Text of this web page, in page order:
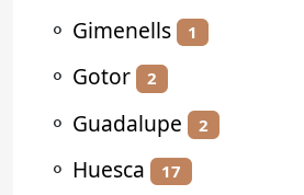
⚬ Gimenells 1
⚬ Gotor 2
⚬ Guadalupe 2
⚬ Huesca 17